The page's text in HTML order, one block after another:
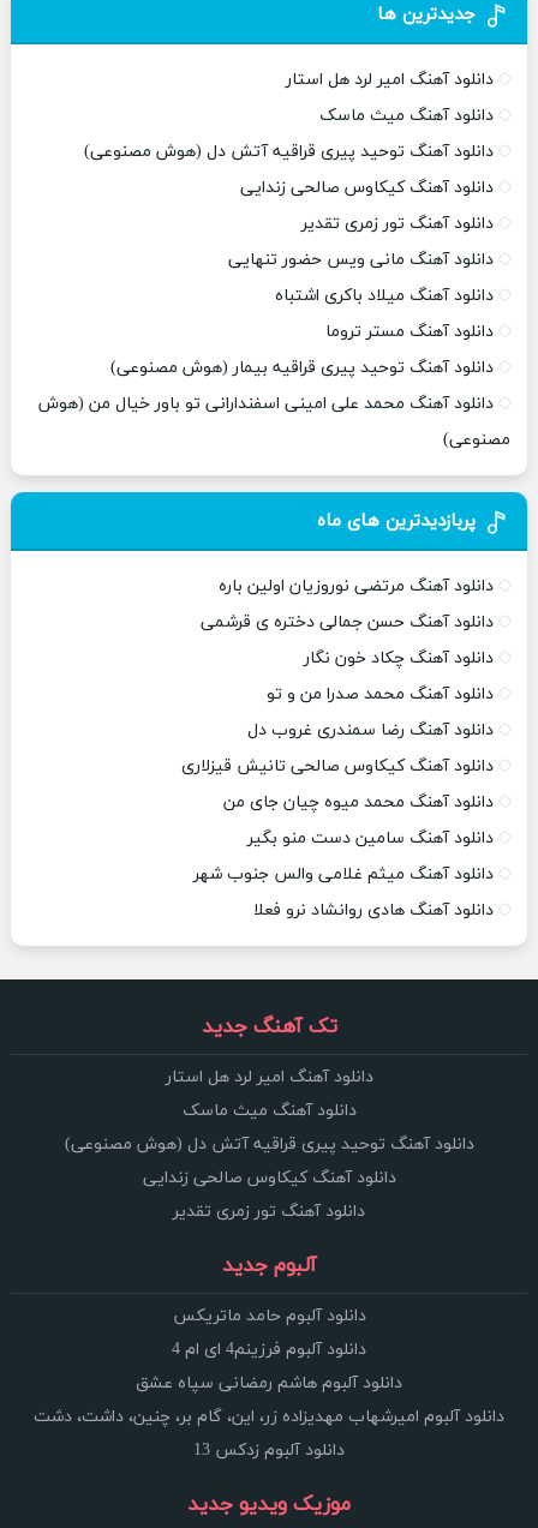
جدیدترین ها
دانلود آهنگ امیر لرد هل استار
دانلود آهنگ میث ماسک
دانلود آهنگ توحید پیری قراقیه آتش دل (هوش مصنوعی)
دانلود آهنگ کیکاوس صالحی زندایی
دانلود آهنگ تور زمری تقدیر
دانلود آهنگ مانی ویس حضور تنهایی
دانلود آهنگ میلاد باکری اشتباه
دانلود آهنگ مستر تروما
دانلود آهنگ توحید پیری قراقیه بیمار (هوش مصنوعی)
دانلود آهنگ محمد علی امینی اسفندارانی تو باور خیال من (هوش
مصنوعی)
پربازدیدترین های ماه
دانلود آهنگ مرتضی نوروزیان اولین باره
دانلود آهنگ حسن جمالی دختره ی قرشمی
دانلود آهنگ چکاد خون نگار
دانلود آهنگ محمد صدرا من و تو
دانلود آهنگ رضا سمندری غروب دل
دانلود آهنگ کیکاوس صالحی تانیش قیزلاری
دانلود آهنگ محمد میوه چیان جای من
دانلود آهنگ سامین دست منو بگیر
دانلود آهنگ میثم غلامی والس جنوب شهر
دانلود آهنگ هادی روانشاد نرو فعلا
تک آهنگ جدید
دانلود آهنگ امیر لرد هل استار
دانلود آهنگ میث ماسک
دانلود آهنگ توحید پیری قراقیه آتش دل (هوش مصنوعی)
دانلود آهنگ کیکاوس صالحی زندایی
دانلود آهنگ تور زمری تقدیر
آلبوم جدید
دانلود آلبوم حامد ماتریکس
دانلود آلبوم فرزینم4 ای ام 4
دانلود آلبوم هاشم رمضانی سپاه عشق
دانلود آلبوم امیرشهاب مهدیزاده زر، این، گام بر، چنین، داشت، دشت
دانلود آلبوم زدکس 13
موزیک ویدیو جدید